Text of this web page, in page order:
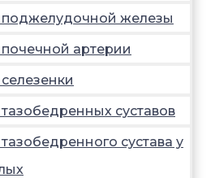
железы
артерии
суставов
сустава у